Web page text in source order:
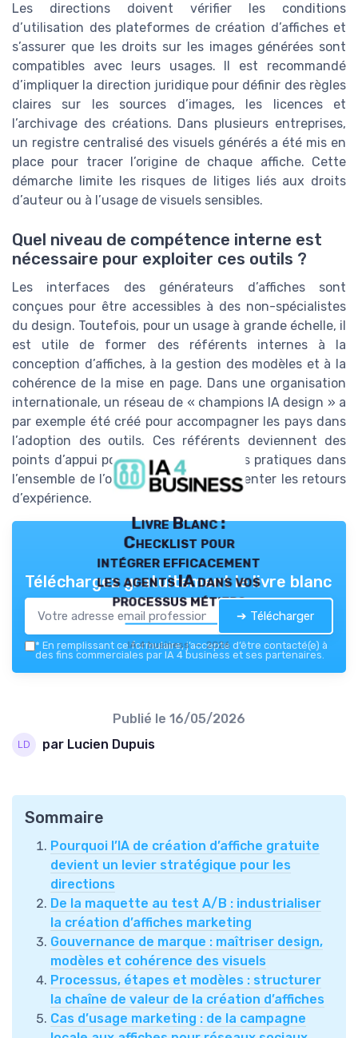
Les directions doivent vérifier les conditions
d’utilisation des plateformes de création d’affiches et
s’assurer que les droits sur les images générées sont
compatibles avec leurs usages. Il est recommandé
d’impliquer la direction juridique pour définir des règles
claires sur les sources d’images, les licences et
l’archivage des créations. Dans plusieurs entreprises,
un registre centralisé des visuels générés a été mis en
place pour tracer l’origine de chaque affiche. Cette
démarche limite les risques de litiges liés aux droits
d’auteur ou à l’usage de visuels sensibles.
Quel niveau de compétence interne est
nécessaire pour exploiter ces outils ?
Les interfaces des générateurs d’affiches sont
conçues pour être accessibles à des non-spécialistes
du design. Toutefois, pour un usage à grande échelle, il
est utile de former des référents internes à la
conception d’affiches, à la gestion des modèles et à la
cohérence de la mise en page. Dans une organisation
internationale, un réseau de « champions IA design » a
par exemple été créé pour accompagner les pays dans
l’adoption des outils. Ces référents deviennent des
points d’appui pour diffuser les bonnes pratiques dans
l’ensemble de l’organisation et documenter les retours
d’expérience.
Livre Blanc :
Checklist pour
intégrer efficacement
les agents IA dans vos
processus métiers
IA 4 business — 2026
Téléchargez gratuitement le livre blanc
➔ Télécharger
* En remplissant ce formulaire, j’accepte d’être contacté(e) à
des fins commerciales par IA 4 business et ses partenaires.
Publié le 16/05/2026
par Lucien Dupuis
Sommaire
Pourquoi l’IA de création d’affiche gratuite
devient un levier stratégique pour les
directions
De la maquette au test A/B : industrialiser
la création d’affiches marketing
Gouvernance de marque : maîtriser design,
modèles et cohérence des visuels
Processus, étapes et modèles : structurer
la chaîne de valeur de la création d’affiches
Cas d’usage marketing : de la campagne